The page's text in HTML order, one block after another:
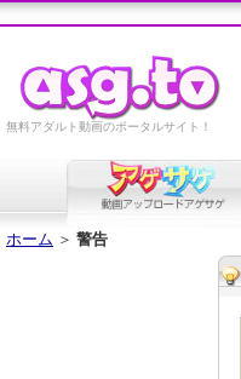
無料アダルト動画のポータルサイト！
ホーム ＞ 警告